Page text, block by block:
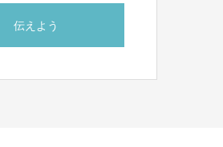
伝えよう